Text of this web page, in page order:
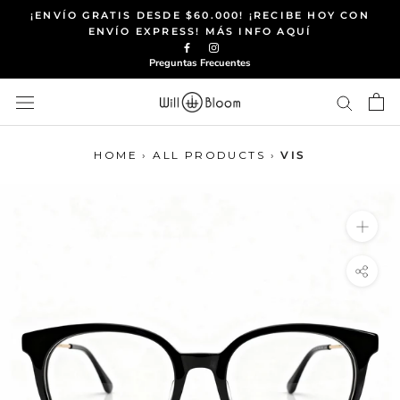
Saltar¡ENVÍO GRATIS DESDE $60.000! ¡RECIBE HOY CON
ENVÍO EXPRESS! MÁS INFO AQUÍ
Preguntas Frecuentes
HOME › ALL PRODUCTS › VIS